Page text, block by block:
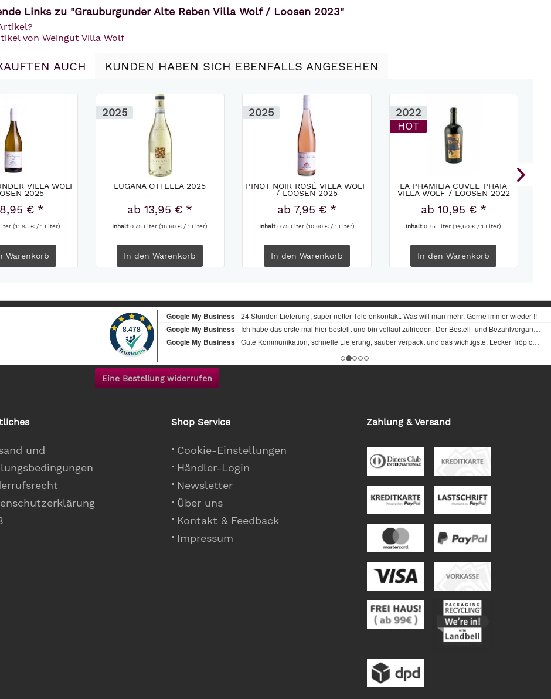
Links zu "Grauburgunder Alte Reben Villa Wolf / Loosen 2023"
von Weingut Villa Wolf
AUCH KUNDEN HABEN SICH EBENFALLS ANGESEHEN
VILLA WOLF
2025
€ *
(11,93 € / 1 Liter)
Warenkorb
2025
LUGANA OTTELLA 2025
ab 13,95 € *
Inhalt0.75 Liter(18,60 € / 1 Liter)
In den Warenkorb
2025
PINOT NOIR ROSÉ VILLA WOLF
/ LOOSEN 2025
ab 7,95 € *
Inhalt0.75 Liter (10,60 € / 1 Liter)
In den Warenkorb
2022
HOT
LA PHAMILIA CUVEE PHAIA
VILLA WOLF / LOOSEN 2022
ab 10,95 € *
Inhalt0.75 Liter(14,60 € / 1 Liter)
In den Warenkorb
Eine Bestellung widerrufen
und
Shop Service
Cookie-Einstellungen
Händler-Login
Newsletter
Über uns
Kontakt & Feedback
Impressum
Zahlung & Versand